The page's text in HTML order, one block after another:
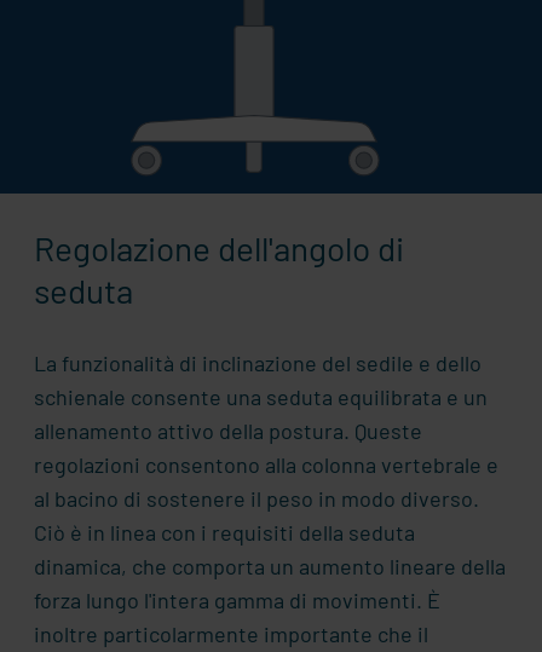
Regolazione dell'angolo di
seduta
La funzionalità di inclinazione del sedile e dello
schienale consente una seduta equilibrata e un
allenamento attivo della postura. Queste
regolazioni consentono alla colonna vertebrale e
al bacino di sostenere il peso in modo diverso.
Ciò è in linea con i requisiti della seduta
dinamica, che comporta un aumento lineare della
forza lungo l'intera gamma di movimenti. È
inoltre particolarmente importante che il